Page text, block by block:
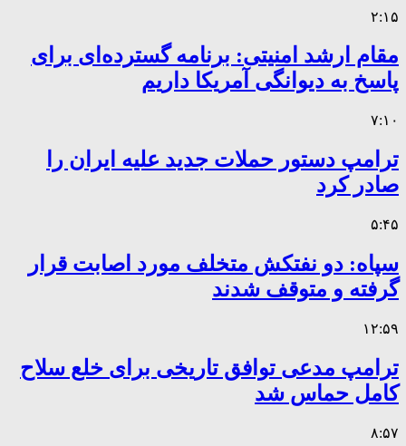
۲:۱۵
مقام ارشد امنیتی: برنامه گسترده‌ای برای
پاسخ به دیوانگی آمریکا داریم
۷:۱۰
ترامپ دستور حملات جدید علیه ایران را
صادر کرد
۵:۴۵
سپاه: دو نفتکش متخلف مورد اصابت قرار
گرفته و متوقف شدند
۱۲:۵۹
ترامپ مدعی توافق تاریخی برای خلع سلاح
کامل حماس شد
۸:۵۷